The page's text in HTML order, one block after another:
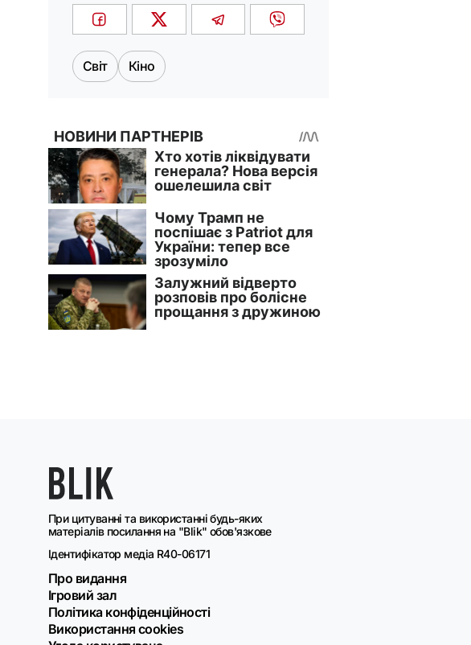
Світ Кіно
При цитуванні та використанні будь-яких
матеріалів посилання на "Blik" обов'язкове
Ідентифікатор медіа R40-06171
Про видання
Ігровий зал
Політика конфіденційності
Використання cookies